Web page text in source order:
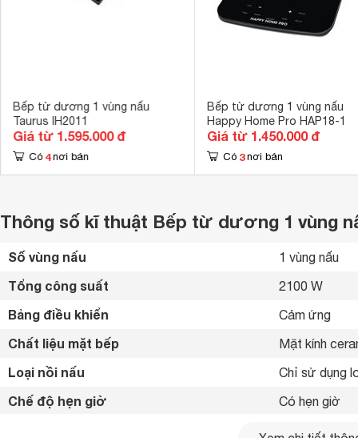
Bếp từ dương 1 vùng nấu
Taurus IH2011
Giá từ 1.595.000 đ
Có 4 nơi bán
Bếp từ dương 1 vùng nấu
Happy Home Pro HAP18-1
Giá từ 1.450.000 đ
Có 3 nơi bán
Thông số kĩ thuật Bếp từ dương 1 vùng
Số vùng nấu 1 vùng nấu
Tổng công suất 2100 W
Bảng điều khiển Cảm ứng
Chất liệu mặt bếp Mặt kính
Loại nồi nấu Chỉ sử dụng
Chế độ hẹn giờ Có hẹn giờ
Tự động